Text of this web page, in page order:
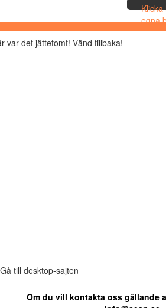
egna
var det jättetomt! Vänd tillbaka!
Gå till desktop-sajten
Om du vill kontakta oss gällande